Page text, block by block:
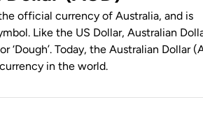
official currency of Australia, and is
Like the US Dollar, Australian
‘Dough’. Today, the Australian Dollar
in the world.